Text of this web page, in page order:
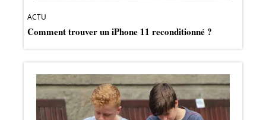
ACTU
Comment trouver un iPhone 11 reconditionné ?